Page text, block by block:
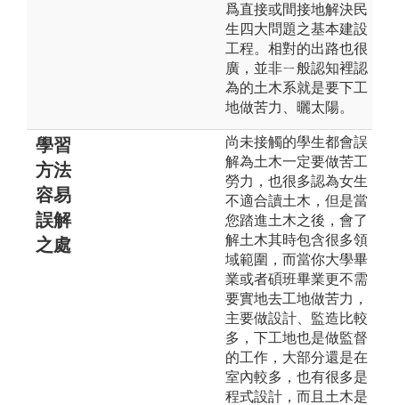
爲直接或間接地解決民
生四大問題之基本建設
工程。相對的出路也很
廣，並非ㄧ般認知裡認
為的土木系就是要下工
地做苦力、曬太陽。
學習
方法
容易
誤解
之處
尚未接觸的學生都會誤
解為土木一定要做苦工
勞力，也很多認為女生
不適合讀土木，但是當
您踏進土木之後，會了
解土木其時包含很多領
域範圍，而當你大學畢
業或者碩班畢業更不需
要實地去工地做苦力，
主要做設計、監造比較
多，下工地也是做監督
的工作，大部分還是在
室內較多，也有很多是
程式設計，而且土木是